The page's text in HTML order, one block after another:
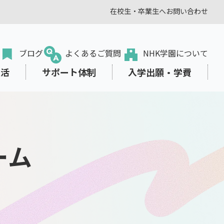
在校生・卒業生へお問い合わせ
ブログ よくあるご質問 NHK学園について
転入・編入学をお考えの方
教職員の方
オンラインプラス
学びみらいPASS
き方を スタディサプリ
東京本校の部活動
サポート体制
学費サポート
入学出願・学費
出願から入学まで
ム